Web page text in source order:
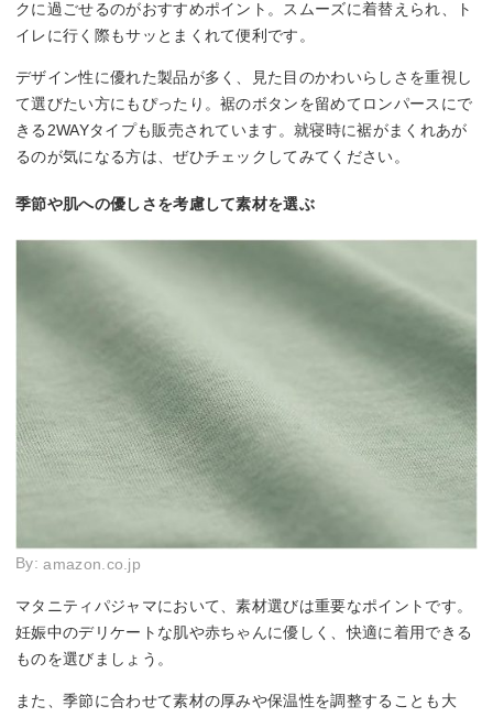
クに過ごせるのがおすすめポイント。スムーズに着替えられ、ト
イレに行く際もサッとまくれて便利です。
デザイン性に優れた製品が多く、見た目のかわいらしさを重視し
て選びたい方にもぴったり。裾のボタンを留めてロンパースにで
きる2WAYタイプも販売されています。就寝時に裾がまくれあが
るのが気になる方は、ぜひチェックしてみてください。
季節や肌への優しさを考慮して素材を選ぶ
By:amazon.co.jp
マタニティパジャマにおいて、素材選びは重要なポイントです。
妊娠中のデリケートな肌や赤ちゃんに優しく、快適に着用できる
ものを選びましょう。
また、季節に合わせて素材の厚みや保温性を調整することも大